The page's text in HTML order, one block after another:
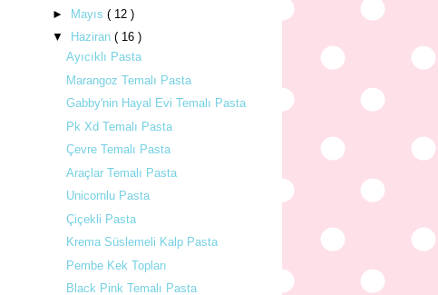
► Mayıs ( 12 )
▼
Haziran ( 16 )
Ayıcıklı Pasta
Marangoz Temalı Pasta
Gabby'nin Hayal Evi Temalı Pasta
Pk Xd Temalı Pasta
Çevre Temalı Pasta
Araçlar Temalı Pasta
Unicornlu Pasta
Çiçekli Pasta
Krema Süslemeli Kalp Pasta
Pembe Kek Topları
Black Pink Temalı Pasta